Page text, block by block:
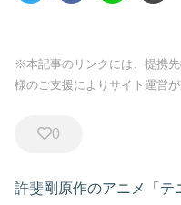
※本記事のリンクには、提携
様のご支援によりサイト運営が
0
許斐剛原作のアニメ「テ